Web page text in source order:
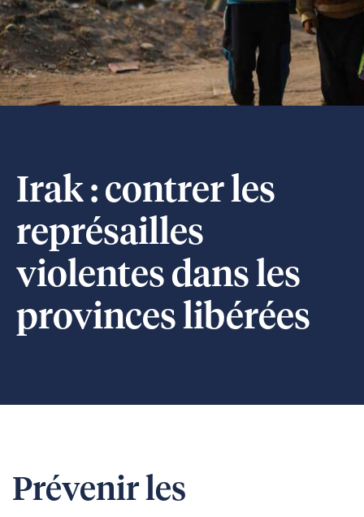
Irak : contrer les
représailles
violentes dans les
provinces libérées
Prévenir les